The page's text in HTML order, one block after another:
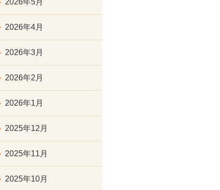
2026年5月
2026年4月
2026年3月
2026年2月
2026年1月
2025年12月
2025年11月
2025年10月